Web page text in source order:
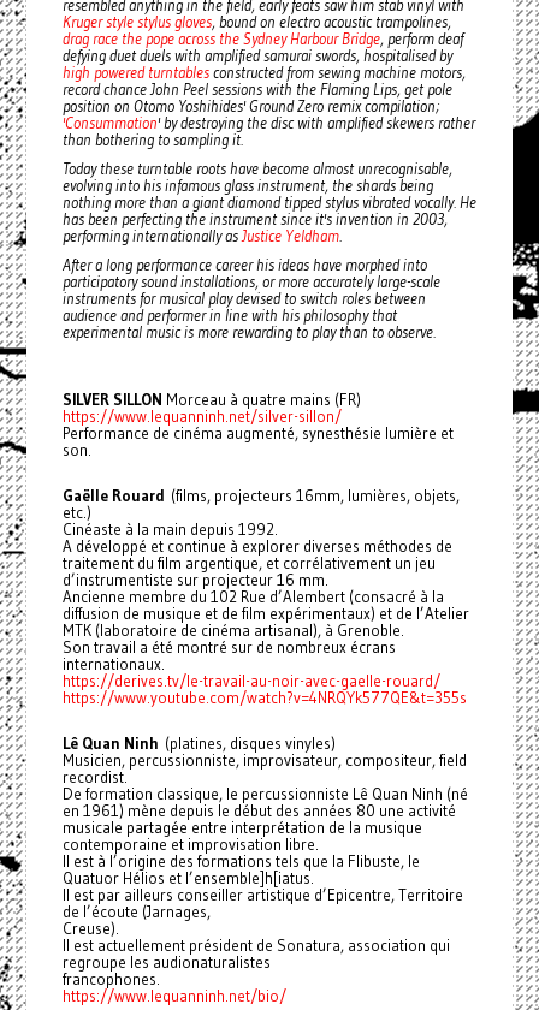
resembled anything in the field, early feats saw him stab vinyl with
Kruger style stylus gloves, bound on electro acoustic trampolines,
drag race the pope across the Sydney Harbour Bridge, perform deaf
defying duet duels with amplified samurai swords, hospitalised by
high powered turntablesconstructed from sewing machine motors,
record chance John Peel sessions with the Flaming Lips, get pole
position on Otomo Yoshihides' Ground Zero remix compilation;
'Consummation' by destroying the disc with amplified skewers rather
than bothering to sampling it.
Today these turntable roots have become almost unrecognisable,
evolving into his infamous glass instrument, the shards being
nothing more than a giant diamond tipped stylus vibrated vocally. He
has been perfecting the instrument since it's invention in 2003,
performing internationally as Justice Yeldham.
After a long performance career his ideas have morphed into
participatory sound installations, or more accurately large-scale
instruments for musical play devised to switch roles between
audience and performer in line with his philosophy that
experimental music is more rewarding to play than to observe.
SILVER SILLON Morceau à quatre mains (FR)
https://www.lequanninh.net/silver-sillon/
Performance de cinéma augmenté, synesthésie lumière et
son.
Gaëlle Rouard (films, projecteurs 16mm, lumières, objets,
etc.)
Cinéaste à la main depuis 1992.
A développé et continue à explorer diverses méthodes de
traitement du film argentique, et corrélativement un jeu
d’instrumentiste sur projecteur 16 mm.
Ancienne membre du 102 Rue d’Alembert (consacré à la
diffusion de musique et de film expérimentaux) et de l’Atelier
MTK (laboratoire de cinéma artisanal), à Grenoble.
Son travail a été montré sur de nombreux écrans
internationaux.
https://derives.tv/le-travail-au-noir-avec-gaelle-rouard/
https://www.youtube.com/watch?v=4NRQYk577QE&t=355s
Lê Quan Ninh (platines, disques vinyles)
Musicien, percussionniste, improvisateur, compositeur, field
recordist.
De formation classique, le percussionniste Lê Quan Ninh (né
en 1961) mène depuis le début des années 80 une activité
musicale partagée entre interprétation de la musique
contemporaine et improvisation libre.
Il est à l’origine des formations tels que la Flibuste, le
Quatuor Hélios et l’ensemble]h[iatus.
Il est par ailleurs conseiller artistique d’Epicentre, Territoire
de l’écoute (Jarnages,
Creuse).
Il est actuellement président de Sonatura, association qui
regroupe les audionaturalistes
francophones.
https://www.lequanninh.net/bio/